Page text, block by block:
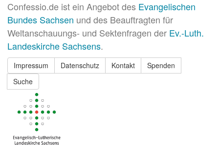
Confessio.de ist ein Angebot des Evangelischen
Bundes Sachsen und des Beauftragten für
Weltanschauungs- und Sektenfragen der Ev.-Luth.
Landeskirche Sachsens.
Impressum Datenschutz Kontakt
Spenden
Suche